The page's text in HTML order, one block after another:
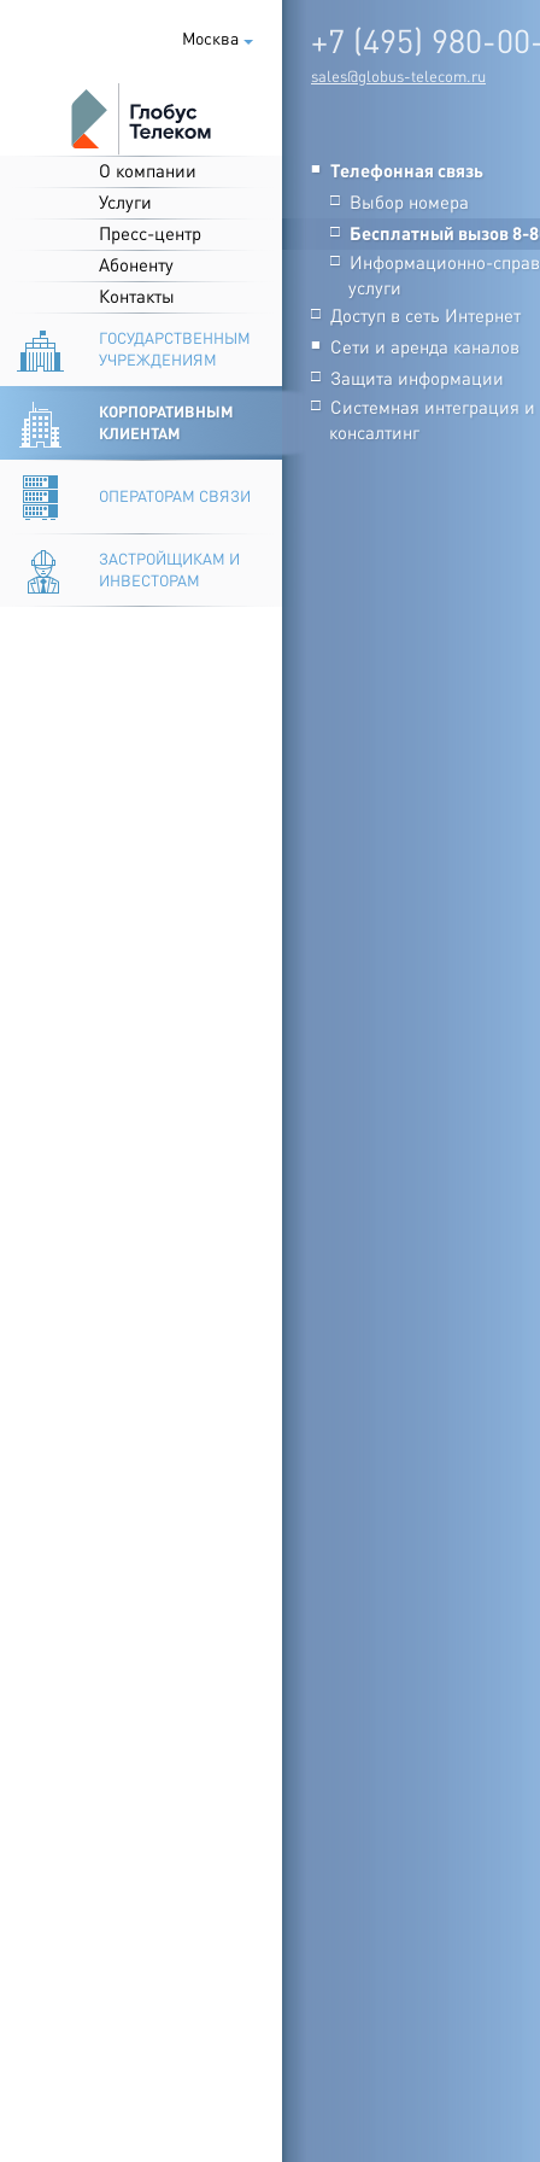
Москва
О компании
Услуги
Пресс-центр
Абоненту
Контакты
ГОСУДАРСТВЕННЫМ
УЧРЕЖДЕНИЯМ
КОРПОРАТИВНЫМ
КЛИЕНТАМ
ОПЕРАТОРАМ СВЯЗИ
ЗАСТРОЙЩИКАМ И
ИНВЕСТОРАМ
+7 (495) 980-
sales@globus-telecom.ru
■ Телефонная связь
□ Выбор номера
□ Бесплатный вызов 8-
□ Информационно-
услуги
□ Доступ в сеть Интернет
■ Сети и аренда каналов
□ Защита информации
□ Системная интеграция и
консалтинг